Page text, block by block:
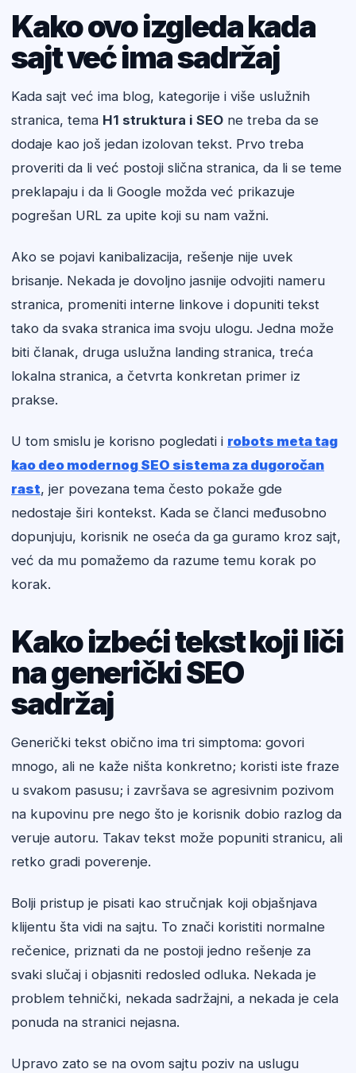
Kako ovo izgleda kada
sajt već ima sadržaj
Kada sajt već ima blog, kategorije i više uslužnih
stranica, tema H1 struktura i SEO ne treba da se
dodaje kao još jedan izolovan tekst. Prvo treba
proveriti da li već postoji slična stranica, da li se teme
preklapaju i da li Google možda već prikazuje
pogrešan URL za upite koji su nam važni.
Ako se pojavi kanibalizacija, rešenje nije uvek
brisanje. Nekada je dovoljno jasnije odvojiti nameru
stranica, promeniti interne linkove i dopuniti tekst
tako da svaka stranica ima svoju ulogu. Jedna može
biti članak, druga uslužna landing stranica, treća
lokalna stranica, a četvrta konkretan primer iz
prakse.
U tom smislu je korisno pogledati i robots meta tag
kao deo modernog SEO sistema za dugoročan
rast, jer povezana tema često pokaže gde
nedostaje širi kontekst. Kada se članci međusobno
dopunjuju, korisnik ne oseća da ga guramo kroz sajt,
već da mu pomažemo da razume temu korak po
korak.
Kako izbeći tekst koji liči
na generički SEO
sadržaj
Generički tekst obično ima tri simptoma: govori
mnogo, ali ne kaže ništa konkretno; koristi iste fraze
u svakom pasusu; i završava se agresivnim pozivom
na kupovinu pre nego što je korisnik dobio razlog da
veruje autoru. Takav tekst može popuniti stranicu, ali
retko gradi poverenje.
Bolji pristup je pisati kao stručnjak koji objašnjava
klijentu šta vidi na sajtu. To znači koristiti normalne
rečenice, priznati da ne postoji jedno rešenje za
svaki slučaj i objasniti redosled odluka. Nekada je
problem tehnički, nekada sadržajni, a nekada je cela
ponuda na stranici nejasna.
Upravo zato se na ovom sajtu poziv na uslugu